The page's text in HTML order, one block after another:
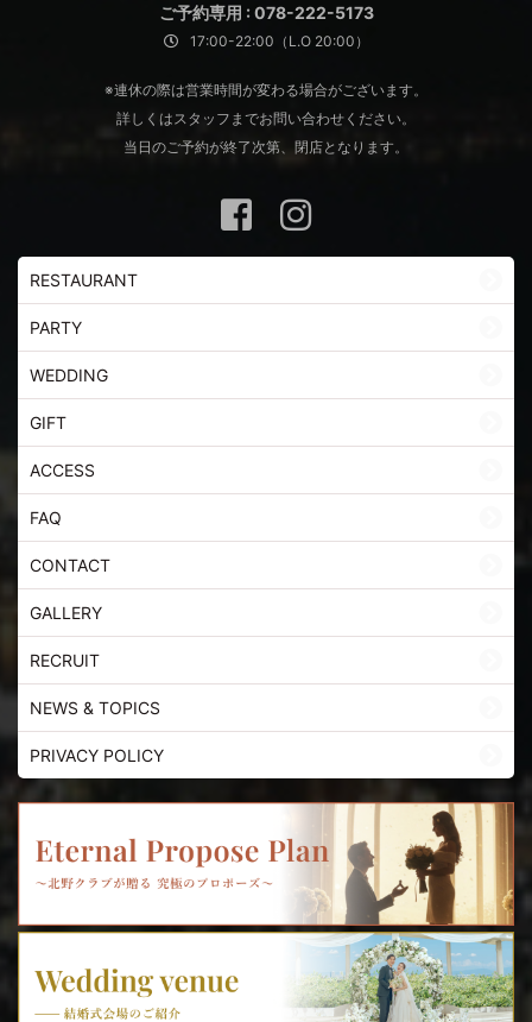
ご予約専用 : 078-222-5173
17:00-22:00（L.O 20:00）
※連休の際は営業時間が変わる場合がございます。
詳しくはスタッフまでお問い合わせください。
当日のご予約が終了次第、閉店となります。
RESTAURANT
PARTY
WEDDING
GIFT
ACCESS
FAQ
CONTACT
GALLERY
RECRUIT
NEWS & TOPICS
PRIVACY POLICY